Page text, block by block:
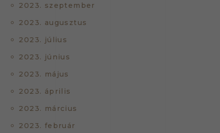
2023. szeptember
2023. augusztus
2023. július
2023. június
2023. május
2023. április
2023. március
2023. február